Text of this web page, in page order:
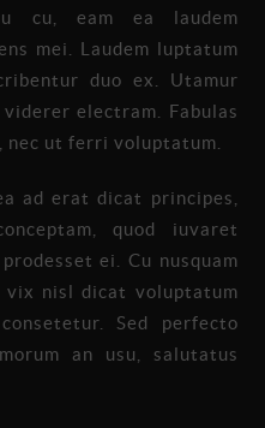
cu, eam ea laudem
mei. Laudem luptatum
duo ex. Utamur
electram. Fabulas
nec ut ferri voluptatum.
ad erat dicat principes,
quod iuvaret
ei. Cu nusquam
vix nisl dicat voluptatum
Sed perfecto
an usu, salutatus